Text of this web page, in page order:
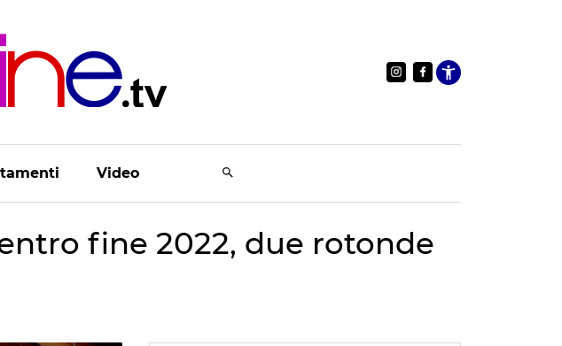
Apri le
Video
fine 2022, due rotonde